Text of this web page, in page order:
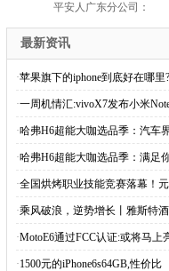
平安人广东分公司：
最新资讯
·苹果旗下的iphone到底好在哪里?
·一周机情汇:vivoX7发布小米
·哈弗H6超能大咖选品季：汽车
·哈弗H6超能大咖选品季：满足
·全国烘烤职业技能竞赛落幕！
·乘风破浪，逆势增长丨雅斯特
·MotoE6通过FCC认证:或将马上
·1500元的iPhone6s64GB,性价比